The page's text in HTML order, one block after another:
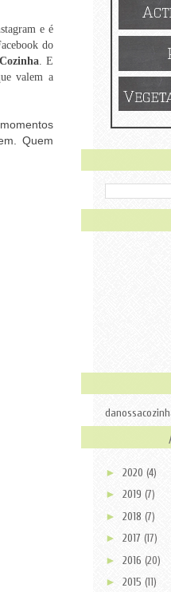
e é
do
. E
valem a
Quem
► 2020 (4)
► 2019 (7)
► 2018 (7)
► 2017 (17)
► 2016 (20)
► 2015 (11)